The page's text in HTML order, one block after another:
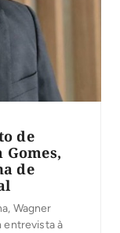
de
Gomes,
de
Wagner
entrevista à